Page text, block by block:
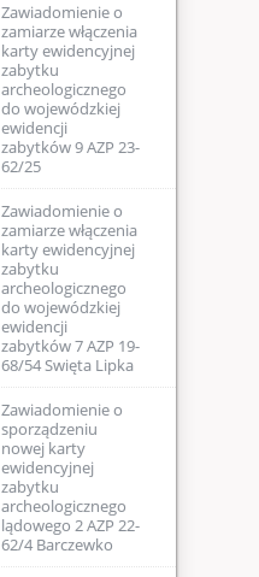
Zawiadomienie o
zamiarze włączenia
karty ewidencyjnej
zabytku
archeologicznego
do wojewódzkiej
ewidencji
zabytków 9 AZP 23-
62/25
Zawiadomienie o
zamiarze włączenia
karty ewidencyjnej
zabytku
archeologicznego
do wojewódzkiej
ewidencji
zabytków 7 AZP 19-
68/54 Swięta Lipka
Zawiadomienie o
sporządzeniu
nowej karty
ewidencyjnej
zabytku
archeologicznego
lądowego 2 AZP 22-
62/4 Barczewko